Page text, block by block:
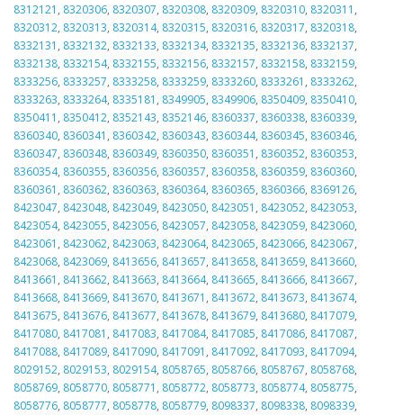
8312121 , 8320306, 8320307, 8320308, 8320309, 8320310, 8320311 ,
8320312, 8320313, 8320314, 8320315, 8320316, 8320317, 8320318,
8332131 , 8332132, 8332133, 8332134, 8332135, 8332136, 8332137,
8332138, 8332154, 8332155, 8332156, 8332157, 8332158, 8332159,
8333256, 8333257, 8333258, 8333259, 8333260, 8333261 , 8333262,
8333263, 8333264, 8335181 , 8349905, 8349906, 8350409, 8350410,
8350411 , 8350412, 8352143, 8352146, 8360337, 8360338, 8360339,
8360340, 8360341 , 8360342, 8360343, 8360344, 8360345, 8360346,
8360347, 8360348, 8360349, 8360350, 8360351 , 8360352, 8360353,
8360354, 8360355, 8360356, 8360357, 8360358, 8360359, 8360360,
8360361 , 8360362, 8360363, 8360364, 8360365, 8360366, 8369126,
8423047, 8423048, 8423049, 8423050, 8423051 , 8423052, 8423053,
8423054, 8423055, 8423056, 8423057, 8423058, 8423059, 8423060,
8423061 , 8423062, 8423063, 8423064, 8423065, 8423066, 8423067,
8423068, 8423069, 8413656, 8413657, 8413658, 8413659, 8413660,
8413661 , 8413662, 8413663, 8413664, 8413665, 8413666, 8413667,
8413668, 8413669, 8413670, 8413671 , 8413672, 8413673, 8413674,
8413675, 8413676, 8413677, 8413678, 8413679, 8413680, 8417079,
8417080, 8417081 , 8417083, 8417084, 8417085, 8417086, 8417087,
8417088, 8417089, 8417090, 8417091 , 8417092, 8417093, 8417094,
8029152, 8029153, 8029154, 8058765, 8058766, 8058767, 8058768,
8058769, 8058770, 8058771 , 8058772, 8058773, 8058774, 8058775,
8058776, 8058777, 8058778, 8058779, 8098337, 8098338, 8098339,